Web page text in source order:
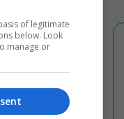
of legitimate
below. Look
manage or